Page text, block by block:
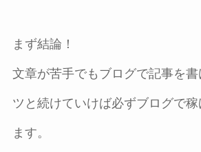
まず結論！
文章が苦手でもブログで記事を
ツと続けていけば必ずブログで稼
ます。